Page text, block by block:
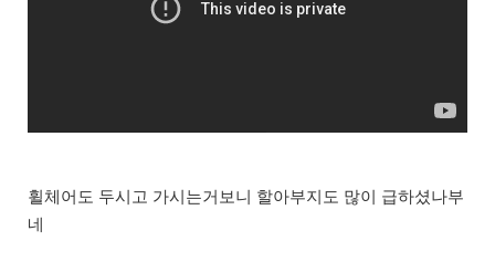
휠체어도 두시고 가시는거보니 할아부지도 많이 급하셨나부
네